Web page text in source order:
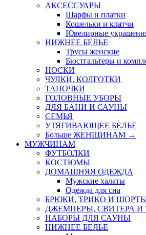
AКСЕССУАРЫ
Шарфы и платки
Кошельки и клатчи
Ювелирные
НИЖНЕЕ БЕЛЬЕ
Трусы женские
Бюстгальтеры и
НОСКИ
ЧУЛКИ, КОЛГОТКИ
ТАПОЧКИ
ГОЛОВНЫЕ УБОРЫ
ДЛЯ БАНИ И САУНЫ
СЕМЬЯ
УТЯГИВАЮЩЕЕ БЕЛЬЕ
Больше ЖЕНЩИНАМ →
МУЖЧИНАМ
ФУТБОЛКИ
КОСТЮМЫ
ДОМАШНЯЯ ОДЕЖДА
Мужские халаты
Одежда для сна
БРЮКИ, ТРИКО И
ДЖЕМПЕРЫ, СВИТЕРА И
НАБОРЫ ДЛЯ САУНЫ
НИЖНЕЕ БЕЛЬЕ